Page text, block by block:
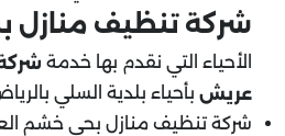
شركة تنظيف منازل
الأحياء التي نقدم بها خدمة
عريش بأحياء بلدية السلي
شركة تنظيف منازل بحي خشم